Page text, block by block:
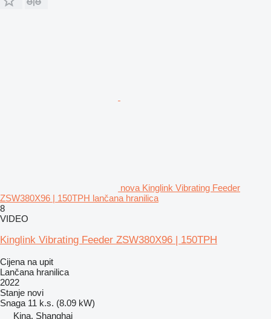
nova Kinglink Vibrating Feeder
ZSW380X96 | 150TPH lančana hranilica
8
VIDEO
Kinglink Vibrating Feeder ZSW380X96 | 150TPH
Cijena na upit
Lančana hranilica
2022
Stanje novi
Snaga 11 k.s. (8.09 kW)
Kina, Shanghai